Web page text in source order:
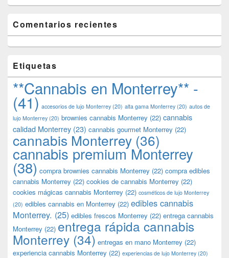
Comentarios recientes
Etiquetas
**Cannabis en Monterrey** -
(41) accesorios de lujo Monterrey (20) alta gama Monterrey (20) autos de
lujo Monterrey (20) brownies cannabis Monterrey (22) cannabis
calidad Monterrey (23) cannabis gourmet Monterrey (22)
cannabis Monterrey (36)
cannabis premium Monterrey
(38) compra brownies cannabis Monterrey (22) compra edibles
cannabis Monterrey (22) cookies de cannabis Monterrey (22)
cookies mágicas cannabis Monterrey (22) cosméticos de lujo Monterrey
(20) edibles cannabis en Monterrey (22) edibles cannabis
Monterrey. (25) edibles frescos Monterrey (22) entrega cannabis
Monterrey (22) entrega rápida cannabis
Monterrey (34) entregas en mano Monterrey (22)
experiencia cannabis Monterrey (22) experiencias de lujo Monterrey (20)